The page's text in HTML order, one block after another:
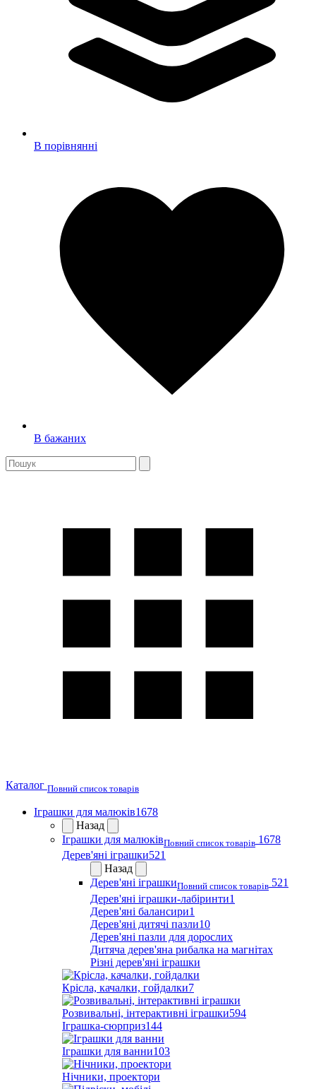
В порівнянні
В бажаних
Каталог Повний список товарів
Іграшки для малюків1678
Назад
Іграшки для малюківПовний список товарів 1678
Дерев'яні іграшки521
Назад
Дерев'яні іграшкиПовний список товарів 521
Дерев'яні іграшки-лабіринти1
Дерев'яні балансири1
Дерев'яні дитячі пазли10
Дерев'яні пазли для дорослих
Дитяча дерев'яна рибалка на магнітах
Різні дерев'яні іграшки
Крісла, качалки, гойдалки7
Розвивальні, інтерактивні іграшки594
Іграшка-сюрприз144
Іграшки для ванни103
Нічники, проектори